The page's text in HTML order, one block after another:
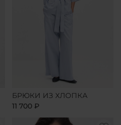
БРЮКИ ИЗ ХЛОПКА
11 700 ₽